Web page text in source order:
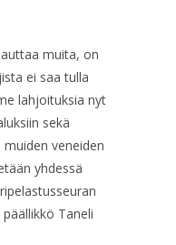
muita, on
ei saa tulla
lahjoituksia nyt
sekä
veneiden
yhdessä
Taneli